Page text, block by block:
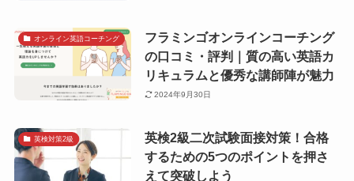
オンライン英語コーチング
フラミンゴオンラインコーチング
の口コミ・評判｜質の高い英語カ
リキュラムと優秀な講師陣が魅力
2024年9月30日
英検対策2級
英検2級二次試験面接対策！合格
するための5つのポイントを押さ
えて突破しよう